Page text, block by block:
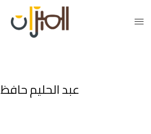
عبد الحليم حافظ